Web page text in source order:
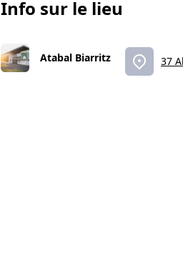
Info sur le lieu
Atabal Biarritz 37